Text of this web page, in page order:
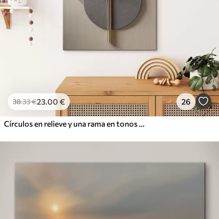
38.33€23.00 € 26
Círculos en relieve y una rama en tonos neutros cálidos